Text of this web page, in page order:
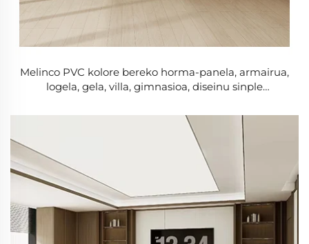
Melinco PVC kolore bereko horma-panela, armairua,
logela, gela, villa, gimnasioa, diseinu sinple
isolamendua